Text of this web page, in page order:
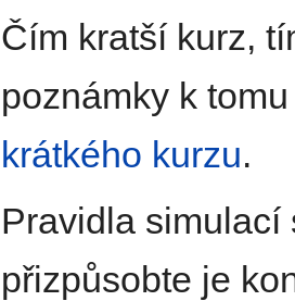
Čím kratší kurz,
poznámky k
krátkého kurzu.
Pravidla simulací
přizpůsobte je